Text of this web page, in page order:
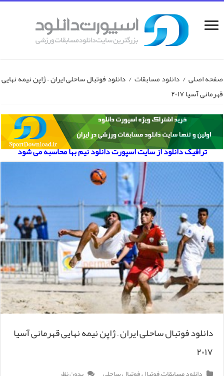
صفحه اصلی / دانلود مسابقات / دانلود فوتبال ساحلی ایران – ژاپن نیمه نهایی
قهرمانی آسیا ۲۰۱۷
ترافیک دانلود از سایت اسپورت دانلود نیم بها محاسبه می شود
دانلود فوتبال ساحلی ایران – ژاپن نیمه نهایی قهرمانی آسیا
۲۰۱۷